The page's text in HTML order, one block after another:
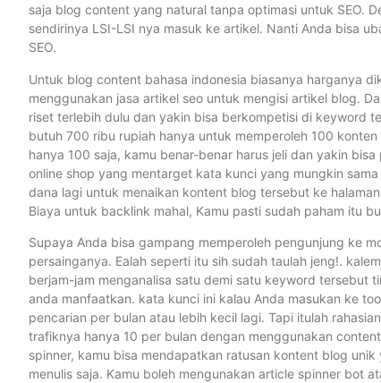
saja blog content yang natural tanpa optimasi untuk SEO.
sendirinya LSI-LSI nya masuk ke artikel. Nanti Anda bisa
SEO.
Untuk blog content bahasa indonesia biasanya harganya
menggunakan jasa artikel seo untuk mengisi artikel blog.
riset terlebih dulu dan yakin bisa berkompetisi di keyword
butuh 700 ribu rupiah hanya untuk memperoleh 100
hanya 100 saja, kamu benar-benar harus jeli dan yakin
online shop yang mentarget kata kunci yang mungkin
dana lagi untuk menaikan kontent blog tersebut ke
Biaya untuk backlink mahal, Kamu pasti sudah paham itu
Supaya Anda bisa gampang memperoleh pengunjung ke
persainganya. Ealah seperti itu sih sudah taulah jeng!.
berjam-jam menganalisa satu demi satu keyword tersebut
anda manfaatkan. kata kunci ini kalau Anda masukan ke
pencarian per bulan atau lebih kecil lagi. Tapi itulah
trafiknya hanya 10 per bulan dengan menggunakan
spinner, kamu bisa mendapatkan ratusan kontent blog
menulis saja. Kamu boleh mengunakan article spinner bot